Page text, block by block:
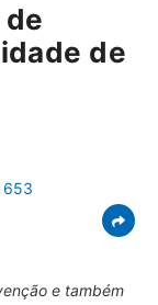
de
653
e também